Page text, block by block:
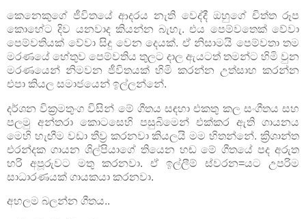
කෙනෙකුගේ ජීවිතයේ ආදරය නැති වෙද්දී ඔහුගේ චිත්ත රූප
කොහේට දිව යනවාද කියන්න බැහැ. එය පෙම්වතෙක් වේවා
පෙම්වතියක් වේවා සිදු වෙන දෙයක්. ඒ නිසාමයි පෙම්වතා තම
මරණයේ හේතුව පෙම්වතිය තුලට දාල ඇයටත් තමන්ට හිමි වුන
මරණයෙන් නිමවන ජීවිතයක් හිමි කරන්න උත්සාහ කරන්න
එපා කියල සමාජයෙන් ඉල්ලන්නේ.
දර්ශන වික්‍රමතුංග විසින් මේ ගීතය සඳහා එකතු කල සංගීතය සහ
පලමු අන්තරා කොටසෙහි පසුබිමෙන් එක්කර ඇති ගායනය
මෙහි හැඟීම වඩා තීව්‍ර කරනවා කියලයි මම හිතන්නේ. ක්‍රිශාන්ත
එරන්දක ගායන ශිල්පියාගේ තියෙන හඬ මේ ගීතයේ පද අරුත
හරි අපූරුවට මතු කරනවා. ඒ ඉල්ලීම් ස්වරන=යට උපරිම
සාධාරණයක් ගායකයා කරනවා.
අහලම බලන්න ගීතය..